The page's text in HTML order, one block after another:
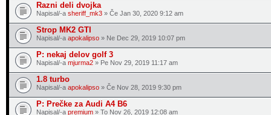
Razni deli dvojka
Napisal/-a sheriff_mk3 » Če Jan 30, 2020 9:12 am
Strop MK2 GTI
Napisal/-a apokalipso » Ne Dec 29, 2019 10:07 pm
P: nekaj delov golf 3
Napisal/-a mjurma2 » Pe Nov 29, 2019 11:17 am
1.8 turbo
Napisal/-a apokalipso » Če Nov 28, 2019 9:30 pm
P: Prečke za Audi A4 B6
Napisal/-a premium » To Nov 26, 2019 12:08 am